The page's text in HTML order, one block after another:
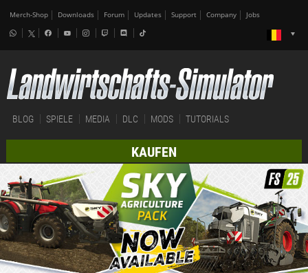
Merch-Shop Downloads Forum Updates Support Company Jobs
BLOG SPIELE MEDIA DLC MODS TUTORIALS
KAUFEN